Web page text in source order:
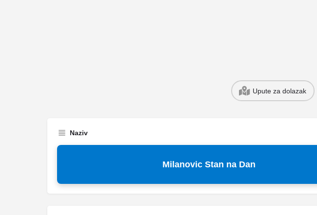
Upute za dolazak
Naziv
Milanovic Stan na Dan